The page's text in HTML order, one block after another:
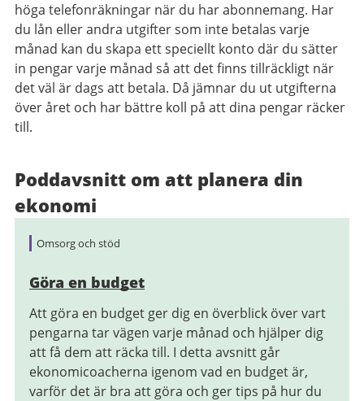
höga telefonräkningar när du har abonnemang. Har
du lån eller andra utgifter som inte betalas varje
månad kan du skapa ett speciellt konto där du sätter
in pengar varje månad så att det finns tillräckligt när
det väl är dags att betala. Då jämnar du ut utgifterna
över året och har bättre koll på att dina pengar räcker
till.
Poddavsnitt om att planera din
ekonomi
Omsorg och stöd
Göra en budget
Att göra en budget ger dig en överblick över vart
pengarna tar vägen varje månad och hjälper dig
att få dem att räcka till. I detta avsnitt går
ekonomicoacherna igenom vad en budget är,
varför det är bra att göra och ger tips på hur du